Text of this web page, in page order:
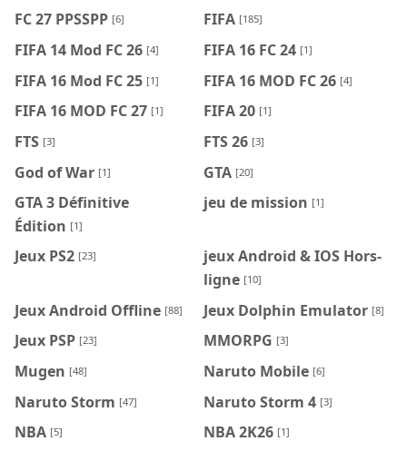
FC 27 PPSSPP [6] FIFA [185]
FIFA 14 Mod FC 26 [4] FIFA 16 FC 24 [1]
FIFA 16 Mod FC 25 [1] FIFA 16 MOD FC 26 [4]
FIFA 16 MOD FC 27 [1] FIFA 20 [1]
FTS [3] FTS 26 [3]
God of War [1] GTA [20]
GTA 3 Définitive
Édition [1]
jeu de mission [1]
Jeux PS2 [23]
jeux Android & IOS Hors-
ligne [10]
Jeux Android Offline [88] Jeux Dolphin Emulator [8]
Jeux PSP [23] MMORPG [3]
Mugen [48] Naruto Mobile [6]
Naruto Storm [47] Naruto Storm 4 [3]
NBA [5] NBA 2K26 [1]